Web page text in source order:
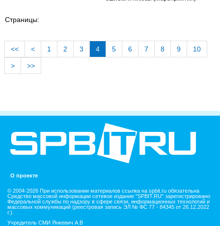
Страницы:
<< < 1 2 3 4 5 6 7 8 9 10
> >>
О проекте
© 2004-2026 При использовании материалов ссылка на spbit.ru обязательна
Средство массовой информации сетевое издание "SPBIT.RU" зарегистрировано
Федеральной службы по надзору в сфере связи, информационных технологий и
массовых коммуникаций (реестровая запись ЭЛ № ФС 77 - 84345 от 26.12.2022
г.).
Учредитель СМИ Янкевич А.В